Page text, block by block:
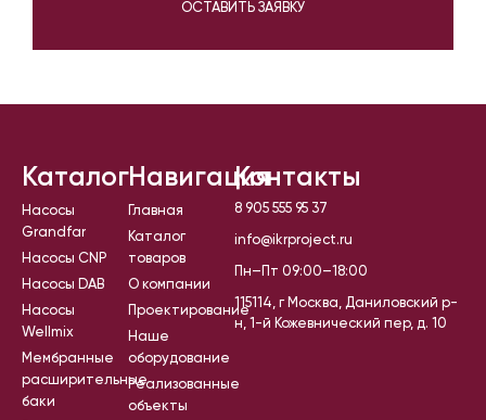
ОСТАВИТЬ ЗАЯВКУ
Каталог
Насосы
Grandfar
Насосы CNP
Насосы DAB
Насосы
Wellmix
Мембранные
расширительные
баки
Навигация
Главная
Каталог
товаров
О компании
Проектирование
Наше
оборудование
Реализованные
объекты
Контакты
8 905 555 95 37
info@ikrproject.ru
Пн–Пт 09:00–18:00
115114, г Москва, Даниловский р-
н, 1-й Кожевнический пер, д. 10